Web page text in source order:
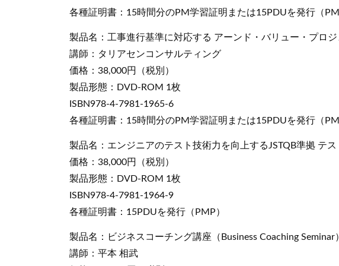
各種証明書：15時間分のPM学習証明または15PDUを発行（
製品名：工事進行基準に対応する アーンド・バリュー・プロ
講師：タリアセンコンサルティング
価格：38,000円（税別）
製品形態：DVD-ROM 1枚
ISBN978-4-7981-1965-6
各種証明書：15時間分のPM学習証明または15PDUを発行（
製品名：エンジニアのテスト技術力を向上するJSTQB準拠 テ
価格：38,000円（税別）
製品形態：DVD-ROM 1枚
ISBN978-4-7981-1964-9
各種証明書：15PDUを発行（PMP）
製品名：ビジネスコーチング講座（Business Coaching Seminar）
講師：平本 相武